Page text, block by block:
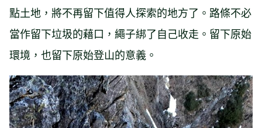
點土地，將不再留下值得人探索的地方了。路條不必
當作留下垃圾的藉口，繩子綁了自己收走。留下原始
環境，也留下原始登山的意義。